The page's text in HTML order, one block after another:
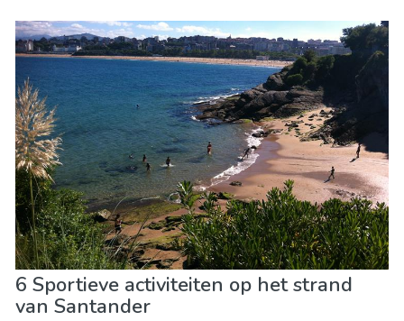
Lokale evenementen
Stranden Waar verblijven
6 Sportieve activiteiten op het strand
van Santander